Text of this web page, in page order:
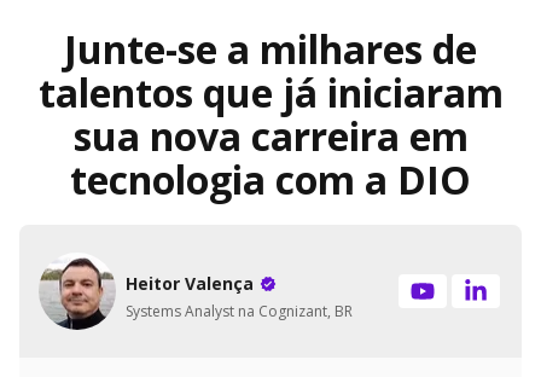
Junte-se a milhares de
talentos que já iniciaram
sua nova carreira em
tecnologia com a DIO
Heitor Valença
Systems Analyst na Cognizant, BR